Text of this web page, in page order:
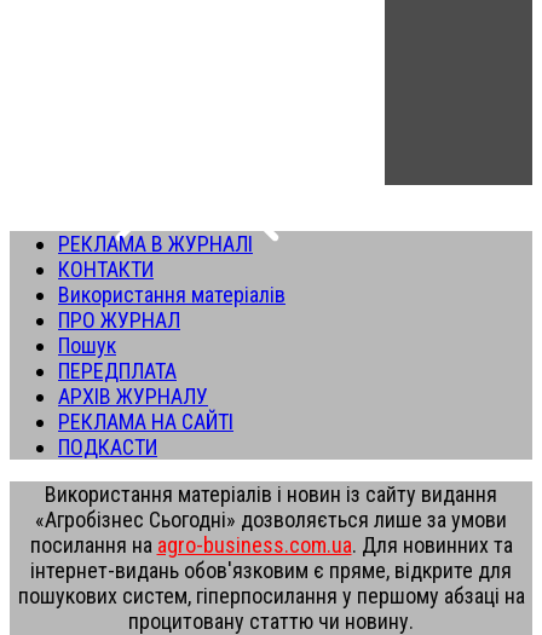
РЕКЛАМА В ЖУРНАЛІ
КОНТАКТИ
Використання матеріалів
ПРО ЖУРНАЛ
Пошук
ПЕРЕДПЛАТА
АРХІВ ЖУРНАЛУ
РЕКЛАМА НА САЙТІ
ПОДКАСТИ
Використання матеріалів і новин із сайту видання
«Агробізнес Сьогодні» дозволяється лише за умови
посилання на agro-business.com.ua. Для новинних та
інтернет-видань обов'язковим є пряме, відкрите для
пошукових систем, гіперпосилання у першому абзаці на
процитовану статтю чи новину.